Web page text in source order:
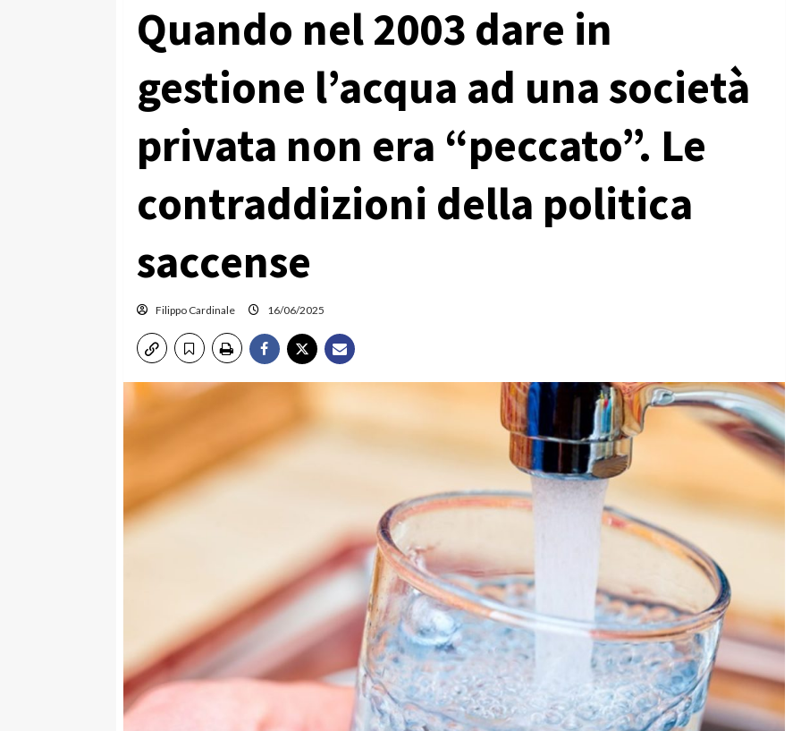
Quando nel 2003 dare in
gestione l’acqua ad una società
privata non era “peccato”. Le
contraddizioni della politica
saccense
Filippo Cardinale 16/06/2025